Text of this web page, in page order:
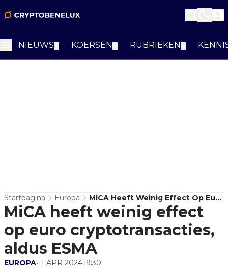
NIEUWS KOERSEN RUBRIEKEN
Startpagina Europa
MiCA Heeft Weinig Effect Op Euro
Cryptotransacties, Aldus ESMA
MiCA heeft weinig effect
op euro cryptotransacties,
aldus ESMA
EUROPA•11 APR 2024, 9:30